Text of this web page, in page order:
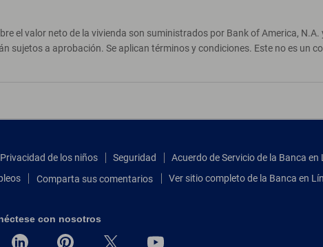
el valor neto de la vivienda son suministrados por Bank of America, N.A.
a aprobación. Se aplican términos y condiciones. Este no es un
Privacidad de los niños Seguridad Acuerdo de Servicio de la Banca en
Comparta sus comentarios Ver sitio completo de la Banca en
con nosotros